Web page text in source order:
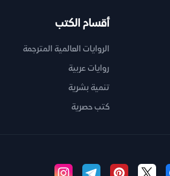
أقسام الكتب
الروايات العالمية المترجمة
روايات عربية
تنمية بشرية
كتب حصرية